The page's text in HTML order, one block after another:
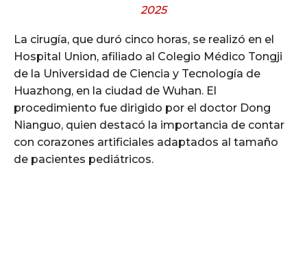
2025
La cirugía, que duró cinco horas, se realizó en el
Hospital Union, afiliado al Colegio Médico Tongji
de la Universidad de Ciencia y Tecnología de
Huazhong, en la ciudad de Wuhan. El
procedimiento fue dirigido por el doctor Dong
Nianguo, quien destacó la importancia de contar
con corazones artificiales adaptados al tamaño
de pacientes pediátricos.